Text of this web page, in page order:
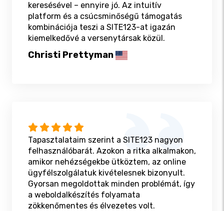
keresésével – ennyire jó. Az intuitív
platform és a csúcsminőségű támogatás
kombinációja teszi a SITE123-at igazán
kiemelkedővé a versenytársak közül.
Christi Prettyman
Tapasztalataim szerint a SITE123 nagyon
felhasználóbarát. Azokon a ritka alkalmakon,
amikor nehézségekbe ütköztem, az online
ügyfélszolgálatuk kivételesnek bizonyult.
Gyorsan megoldottak minden problémát, így
a weboldalkészítés folyamata
zökkenőmentes és élvezetes volt.